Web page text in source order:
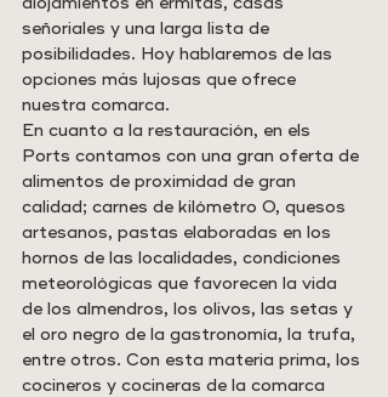
señoriales y una larga lista de
posibilidades. Hoy hablaremos de las
opciones más lujosas que ofrece
nuestra comarca.
En cuanto a la restauración, en els
Ports contamos con una gran oferta de
alimentos de proximidad de gran
calidad; carnes de kilómetro 0, quesos
artesanos, pastas elaboradas en los
hornos de las localidades, condiciones
meteorológicas que favorecen la vida
de los almendros, los olivos, las setas y
el oro negro de la gastronomía, la trufa,
entre otros. Con esta materia prima, los
cocineros y cocineras de la comarca